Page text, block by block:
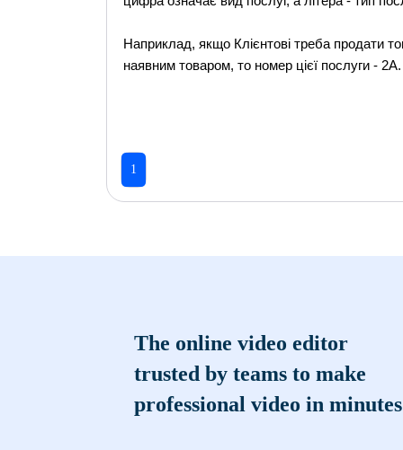
Наприклад, якщо Клієнтові треба продати
наявним товаром, то номер цієї послуги - 2А.
1
The online video editor
trusted by teams to make
professional video in minutes